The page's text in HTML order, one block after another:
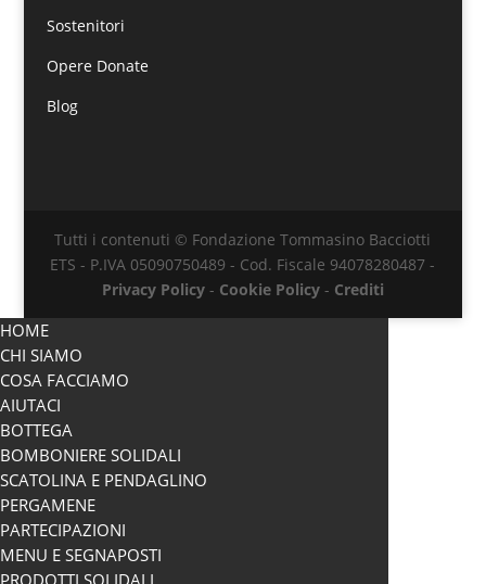
Sostenitori
Opere Donate
Blog
Tutti i contenuti © Fondazione Tommasino Bacciotti
ETS - P.IVA 05090750489 - Cod. Fiscale 94078280487 -
Privacy Policy- Cookie Policy- Crediti
HOME
CHI SIAMO
COSA FACCIAMO
AIUTACI
BOTTEGA
BOMBONIERE SOLIDALI
SCATOLINA E PENDAGLINO
PERGAMENE
PARTECIPAZIONI
MENU E SEGNAPOSTI